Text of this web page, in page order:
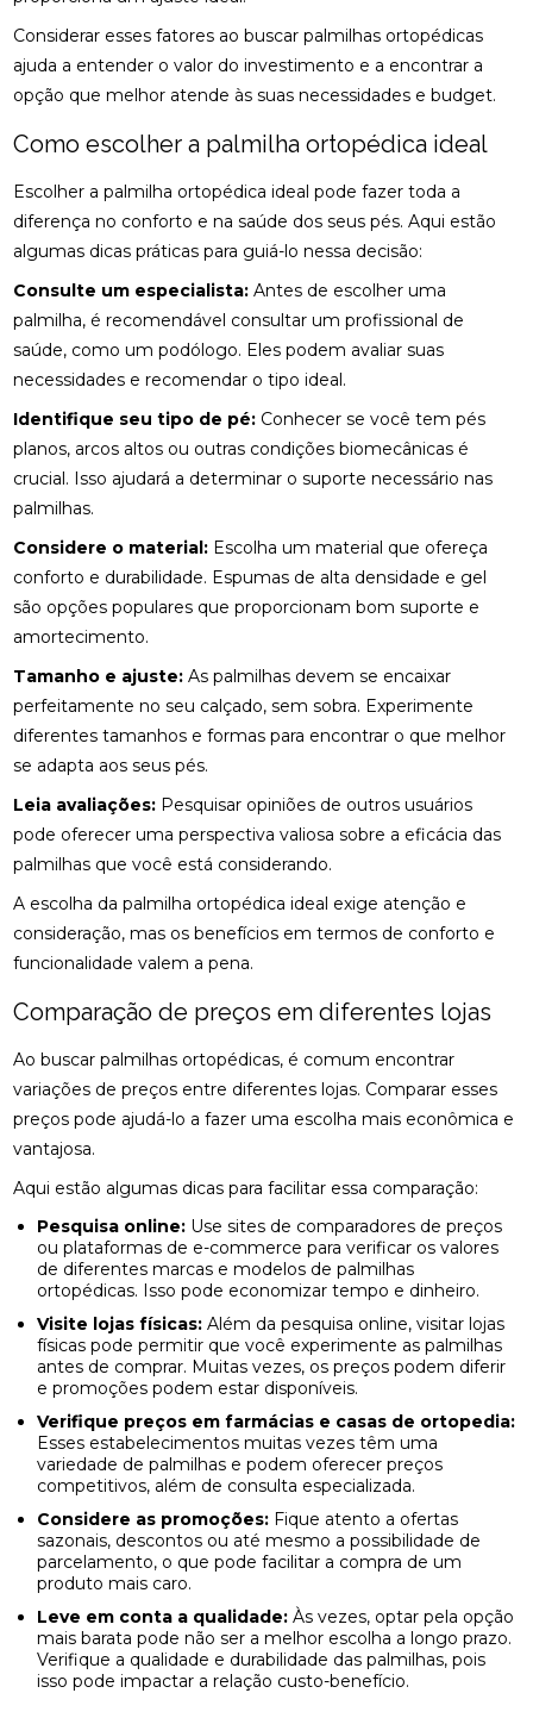
Considerar esses fatores ao buscar palmilhas ortopédicas
ajuda a entender o valor do investimento e a encontrar a
opção que melhor atende às suas necessidades e budget.
Como escolher a palmilha ortopédica ideal
Escolher a palmilha ortopédica ideal pode fazer toda a
diferença no conforto e na saúde dos seus pés. Aqui estão
algumas dicas práticas para guiá-lo nessa decisão:
Consulte um especialista: Antes de escolher uma
palmilha, é recomendável consultar um profissional de
saúde, como um podólogo. Eles podem avaliar suas
necessidades e recomendar o tipo ideal.
Identifique seu tipo de pé: Conhecer se você tem pés
planos, arcos altos ou outras condições biomecânicas é
crucial. Isso ajudará a determinar o suporte necessário nas
palmilhas.
Considere o material: Escolha um material que ofereça
conforto e durabilidade. Espumas de alta densidade e gel
são opções populares que proporcionam bom suporte e
amortecimento.
Tamanho e ajuste: As palmilhas devem se encaixar
perfeitamente no seu calçado, sem sobra. Experimente
diferentes tamanhos e formas para encontrar o que melhor
se adapta aos seus pés.
Leia avaliações: Pesquisar opiniões de outros usuários
pode oferecer uma perspectiva valiosa sobre a eficácia das
palmilhas que você está considerando.
A escolha da palmilha ortopédica ideal exige atenção e
consideração, mas os benefícios em termos de conforto e
funcionalidade valem a pena.
Comparação de preços em diferentes lojas
Ao buscar palmilhas ortopédicas, é comum encontrar
variações de preços entre diferentes lojas. Comparar esses
preços pode ajudá-lo a fazer uma escolha mais econômica e
vantajosa.
Aqui estão algumas dicas para facilitar essa comparação:
Pesquisa online: Use sites de comparadores de preços
ou plataformas de e-commerce para verificar os valores
de diferentes marcas e modelos de palmilhas
ortopédicas. Isso pode economizar tempo e dinheiro.
Visite lojas físicas: Além da pesquisa online, visitar lojas
físicas pode permitir que você experimente as palmilhas
antes de comprar. Muitas vezes, os preços podem diferir
e promoções podem estar disponíveis.
Verifique preços em farmácias e casas de ortopedia:
Esses estabelecimentos muitas vezes têm uma
variedade de palmilhas e podem oferecer preços
competitivos, além de consulta especializada.
Considere as promoções: Fique atento a ofertas
sazonais, descontos ou até mesmo a possibilidade de
parcelamento, o que pode facilitar a compra de um
produto mais caro.
Leve em conta a qualidade: Às vezes, optar pela opção
mais barata pode não ser a melhor escolha a longo prazo.
Verifique a qualidade e durabilidade das palmilhas, pois
isso pode impactar a relação custo-benefício.
CLÍNICA DE QUIROPRAXIA PERTO DE MIM:
ENCONTRE ALÍVIO E BEM-ESTAR NA SUA REGIÃO
ENCONTRE ALÍVIO E BEM-ESTAR PELA REGIÃO
CLÍNICA DE QUIROPRAXIA PERTO DE MIM:
LOCALIZE ALÍVIO E BEM-ESTAR NA SUA REGIÃO
SOBRE O TEMA
COMO A ACUPUNTURA PODE ALIVIAR A
ENXAQUECA DE FORMA EFICAZ
COMO A ACUPUNTURA PODE ALIVIAR A
ENXAQUECA E MELHORAR SUA QUALIDADE DE
VIDA
COMO A ACUPUNTURA PODE ALIVIAR A
COMO A CONSULTA COM UM ACUPUNTURISTA
PODE TRANSFORMAR SUA SAÚDE
REABILITAÇÃO DO LABIRINTO
COMO A FISIOTERAPIA RESPIRATÓRIA DOMICILIAR
PODE MELHORAR SUA QUALIDADE DE VIDA
COMO A OSTEOPATIA PARA COLUNA PODE
MELHORAR SUA SAÚDE
COMO A OSTEOPATIA PARA COLUNA PODE
TRANSFORMAR SUA SAÚDE
COMO A OSTEOPATIA PODE AJUDAR NA
TRATAMENTO DA HÉRNIA DE DISCO
COMO A OSTEOPATIA PODE ALIVIAR A DOR NO
COMO A OSTEOPATIA RJ PODE MELHORAR SUA
QUALIDADE DE VIDA
SUAS DORES
COMO A PALMILHA PARA FASCITE PLANTAR PODE
ALIVIAR SUAS DORES
TRATAMENTO DA ESCOLIOSE
COMO A QUIROPRAXIA PODE ALIVIAR DORES NO
JOELHO
COMO AS PALMILHAS AJUDAM NO SEU
TRATAMENTO?
COMO AS PALMILHAS PARA JOANETE PODEM
MELHORAR SEU CONFORTO
COMO ENCONTRAR QUIROPRAXIA PERTO DE VOCÊ
PARA ALÍVIO DAS DORES
COMO ENCONTRAR UM ACUPUNTURISTA
QUALIFICADO